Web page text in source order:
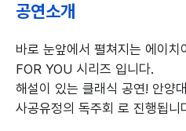
공연소개
바로 눈앞에서 펼쳐지는 에이
FOR YOU 시리즈 입니다.
해설이 있는 클래식 공연! 안양
사공유정의 독주회 로 진행됩니